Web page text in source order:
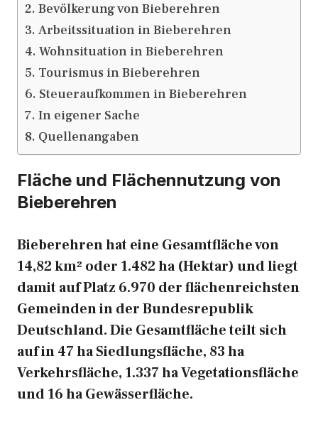
Bevölkerung von Bieberehren
Arbeitssituation in Bieberehren
Wohnsituation in Bieberehren
Tourismus in Bieberehren
Steueraufkommen in Bieberehren
In eigener Sache
Quellenangaben
Fläche und Flächennutzung von
Bieberehren
Bieberehren hat eine Gesamtfläche von
14,82 km² oder 1.482 ha (Hektar) und liegt
damit auf Platz 6.970 der flächenreichsten
Gemeinden in der Bundesrepublik
Deutschland. Die Gesamtfläche teilt sich
auf in 47 ha Siedlungsfläche, 83 ha
Verkehrsfläche, 1.337 ha Vegetationsfläche
und 16 ha Gewässerfläche.